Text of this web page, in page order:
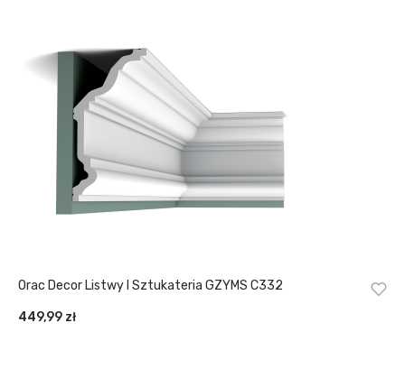
Orac Decor Listwy I Sztukateria GZYMS C332
449,99 zł